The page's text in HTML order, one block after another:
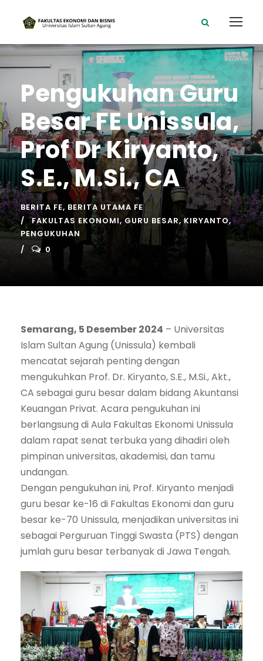
Pengukuhan Guru
Besar FE Unissula,
Prof Dr Kiryanto,
S.E., M.Si., CA
BERITA FE, BERITA UTAMA FE
FAKULTAS EKONOMI, GURU BESAR, KIRYANTO,
PENGUKUHAN
0
Semarang, 5 Desember 2024 – Universitas
Islam Sultan Agung (Unissula) kembali
mencatat sejarah penting dengan
mengukuhkan Prof. Dr. Kiryanto, S.E., M.Si., Akt.,
CA sebagai guru besar dalam bidang Akuntansi
Keuangan Privat. Acara pengukuhan ini
berlangsung di Aula Fakultas Ekonomi Unissula
dalam rapat senat terbuka yang dihadiri oleh
pimpinan universitas, akademisi, dan tamu
undangan.
Dengan pengukuhan ini, Prof. Kiryanto menjadi
guru besar ke-16 di Fakultas Ekonomi dan guru
besar ke-70 Unissula, menjadikan universitas ini
sebagai Perguruan Tinggi Swasta (PTS) dengan
jumlah guru besar terbanyak di Jawa Tengah.